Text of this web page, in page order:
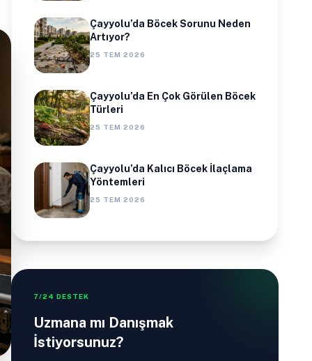
Çayyolu’da Böcek Sorunu Neden
Artıyor?
25 TEM 2026
Çayyolu’da En Çok Görülen Böcek
Türleri
25 TEM 2026
Çayyolu’da Kalıcı Böcek İlaçlama
Yöntemleri
25 TEM 2026
7/24 DESTEK
Uzmana mı Danışmak
İstiyorsunuz?